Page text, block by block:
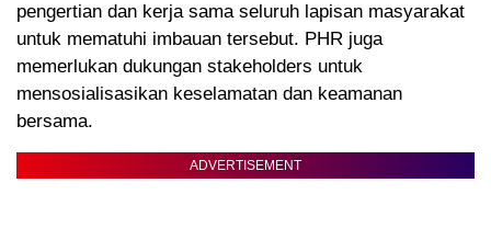
pengertian dan kerja sama seluruh lapisan masyarakat
untuk mematuhi imbauan tersebut. PHR juga
memerlukan dukungan stakeholders untuk
mensosialisasikan keselamatan dan keamanan
bersama.
ADVERTISEMENT